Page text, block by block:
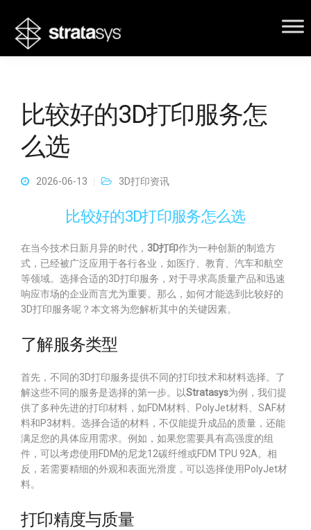
比较好的3D打印服务怎
么选
2026-06-13 3D打印资讯
比较好的3D打印服务怎么选
在当今技术日新月异的时代， 3D打印作为一种创新的制造方
式，已经被广泛应用于各行各业，如医疗、教育、汽车和航空
等领域。选择合适的3D打印服务，对于寻求高质量产品和迅速
响应市场的企业而言尤为重要。那么，如何才能选到比较好的
3D打印服务呢？本文将为您解析其中的关键因素。
了解服务类型
首先，不同的3D打印服务提供不同的打印技术和材料选择。了
解这些不同的服务是选择的第一步。以Stratasys为例，我们提
供了多种先进的打印材料，如FDM材料、PolyJet材料、SAF材
料和P3材料。选择合适的材料，不仅能提升成品的质量，还能
满足您的具体应用需求。例如，如果您需要具有高强度的组
件，可以考虑使用FDM的尼龙12碳纤维或FDM TPU 92A。相
反，若需要精细的外观和表面光滑度，可以选择使用PolyJet材
料。
打印精度与质量